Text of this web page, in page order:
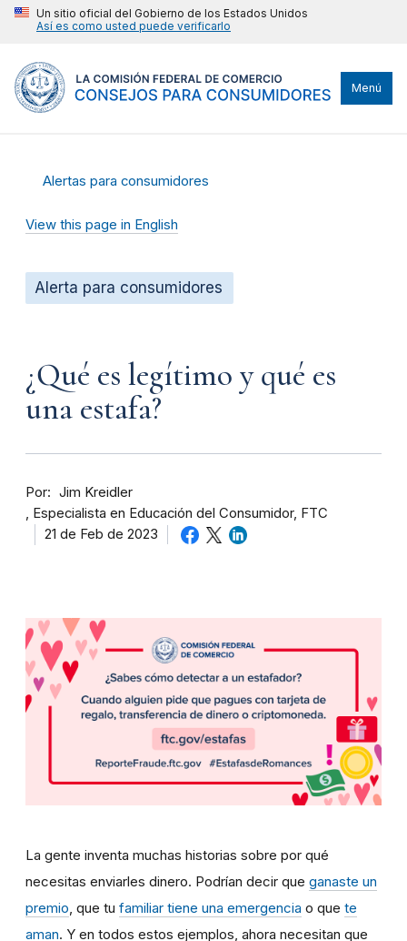
Un sitio oficial del Gobierno de los Estados Unidos
Así es como usted puede verificarlo
Menú
Alertas para consumidores
View this page in English
Alerta para consumidores
¿Qué es legítimo y qué es
una estafa?
Por
Jim Kreidler
Especialista en Educación del Consumidor, FTC
21 de Feb de 2023
La gente inventa muchas historias sobre por qué
necesitas enviarles dinero. Podrían decir que ganaste un
premio, que tu familiar tiene una emergencia o que te
aman. Y en todos estos ejemplos, ahora necesitan que